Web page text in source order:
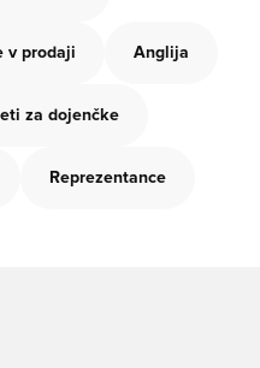
v prodaji Anglija
za dojenčke
Reprezentance